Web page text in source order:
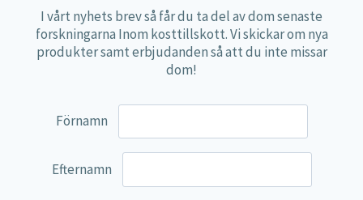
Dosering:4 tabletter per dag.
4 tabletter
Mängd
Nodosum
*DRI är dagligt referensintag. **DRI ej fastställt.
I vårt nyhets brev så får du ta del av dom senaste
forskningarna Inom kosttillskott. Vi skickar om nya
produkter samt erbjudanden så att du inte missar
dom!
Förnamn
Efternamn